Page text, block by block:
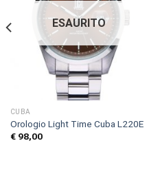
ESAURITO
CUBA
Orologio Light Time Cuba L220E
€98,00